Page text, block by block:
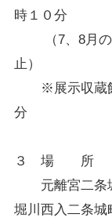
時１０分
（7、8月
止）
※展示収蔵
分
３ 場 所
元離宮二条
堀川西入二条城